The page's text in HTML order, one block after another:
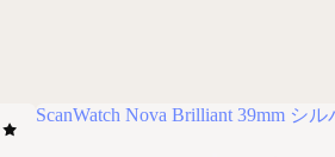
ScanWatch Nova Brilliant 39mm シル